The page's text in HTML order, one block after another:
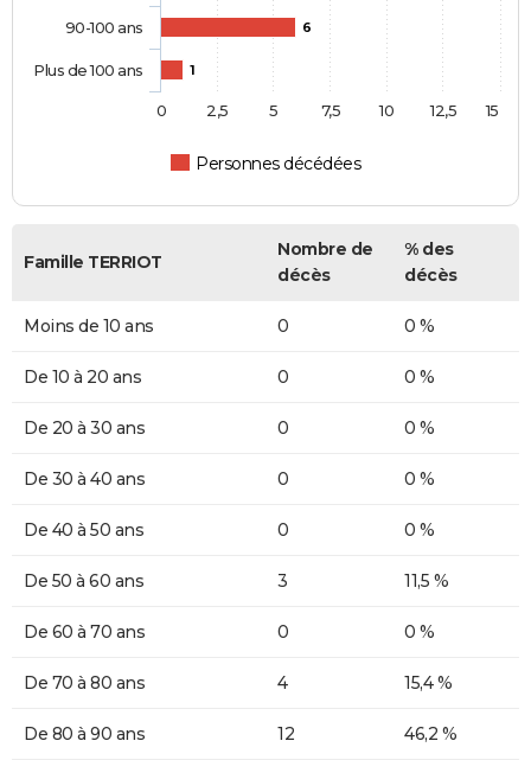
6
1
Personnes décédées
90-100 ans
Plus de 100 ans
0 2,5 5 7,5 10 12,5 15
Famille TERRIOT
Nombre de
décès
% des
décès
Moins de 10 ans 0 0 %
De 10 à 20 ans 0 0 %
De 20 à 30 ans 0 0 %
De 30 à 40 ans 0 0 %
De 40 à 50 ans 0 0 %
De 50 à 60 ans 3 11,5 %
De 60 à 70 ans 0 0 %
De 70 à 80 ans 4 15,4 %
De 80 à 90 ans 12 46,2 %